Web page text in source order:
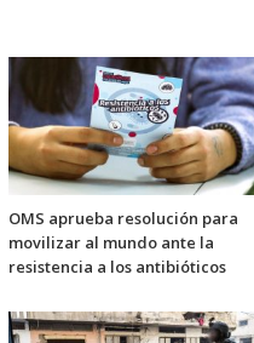
OMS aprueba resolución para
movilizar al mundo ante la
resistencia a los antibióticos